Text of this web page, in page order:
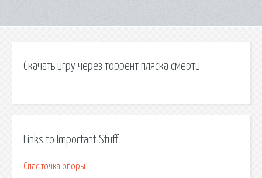
Скачать игру через торрент пляска смерти
Links to Important Stuff
Спас точка опоры